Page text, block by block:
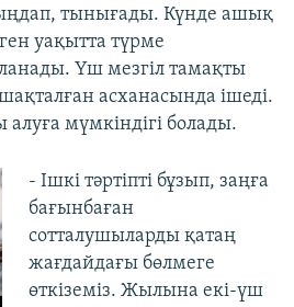
тынығады. Күнде ашық
уақытта түрме
Үш мезгіл тамақты
асханасында ішеді.
мүмкіндігі болады.
- Ішкі тәртіпті бұзып, заңға
бағынбаған
сотталушыларды қатаң
жағдайдағы бөлмеге
өткіземіз. Жылына екі-үш